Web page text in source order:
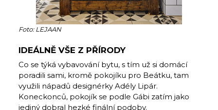
Foto: LEJAAN
IDEÁLNĚ VŠE Z PŘÍRODY
Co se týká vybavování bytu, s tím už si domácí
poradili sami, kromě pokojíku pro Beátku, tam
využili nápadů designérky Adély Lipár.
Koneckonců, pokojík se podle Gábi zatím jako
jediný dobral hezké finální podoby.